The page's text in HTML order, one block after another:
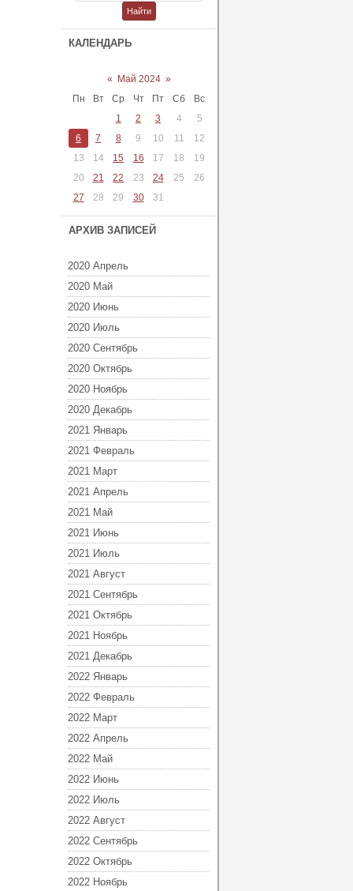
КАЛЕНДАРЬ
« Май 2024 »
Пн
Вт Ср Чт Пт Сб
Вс
1
2 3 4
5
6
7 8 9 10 11
12
13
14 15 16 17 18
19
20
21 22 23 24 25
26
27
28 29 30 31
АРХИВ ЗАПИСЕЙ
2020 Апрель
2020 Май
2020 Июнь
2020 Июль
2020 Сентябрь
2020 Октябрь
2020 Ноябрь
2020 Декабрь
2021 Январь
2021 Февраль
2021 Март
2021 Апрель
2021 Май
2021 Июнь
2021 Июль
2021 Август
2021 Сентябрь
2021 Октябрь
2021 Ноябрь
2021 Декабрь
2022 Январь
2022 Февраль
2022 Март
2022 Апрель
2022 Май
2022 Июнь
2022 Июль
2022 Август
2022 Сентябрь
2022 Октябрь
2022 Ноябрь